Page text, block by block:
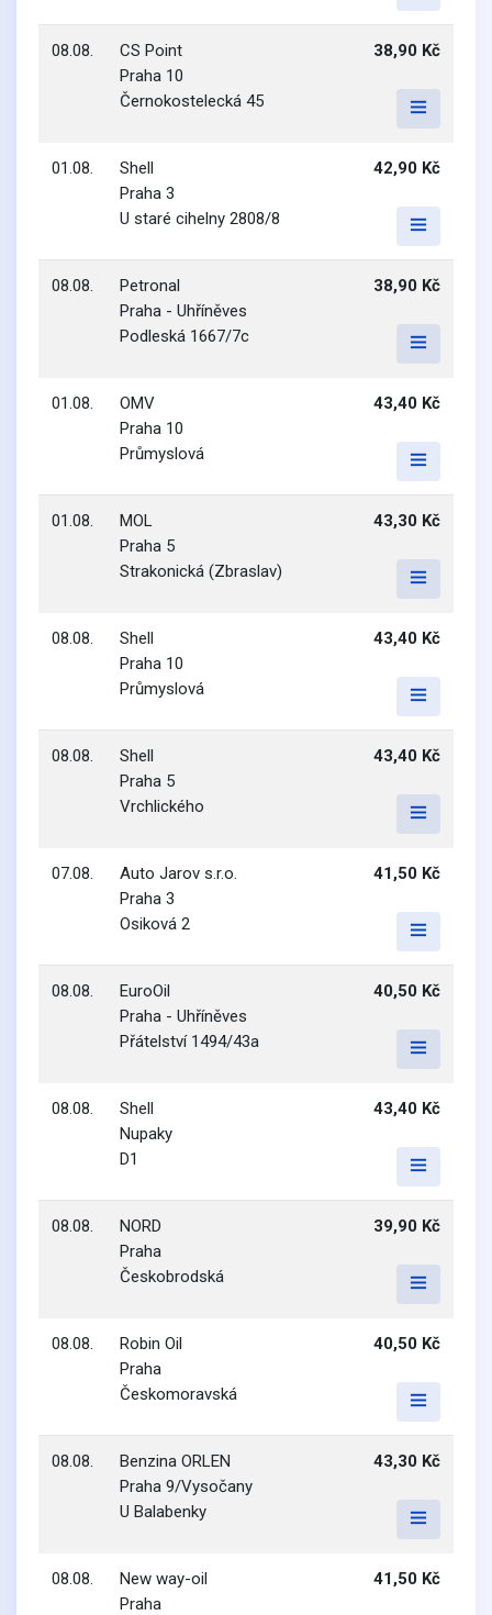
08.08.
CS Point
Praha 10
Černokostelecká 45
38,90 Kč
01.08.
Shell
Praha 3
U staré cihelny 2808/8
42,90 Kč
08.08.
Petronal
Praha - Uhříněves
Podleská 1667/7c
38,90 Kč
01.08.
OMV
Praha 10
Průmyslová
43,40 Kč
01.08.
MOL
Praha 5
Strakonická (Zbraslav)
43,30 Kč
08.08.
Shell
Praha 10
Průmyslová
43,40 Kč
08.08.
Shell
Praha 5
Vrchlického
43,40 Kč
07.08.
Auto Jarov s.r.o.
Praha 3
Osiková 2
41,50 Kč
08.08.
EuroOil
Praha - Uhříněves
Přátelství 1494/43a
40,50 Kč
08.08.
Shell
Nupaky
D1
43,40 Kč
08.08.
NORD
Praha
Českobrodská
39,90 Kč
08.08.
Robin Oil
Praha
Českomoravská
40,50 Kč
08.08.
Benzina ORLEN
Praha 9/Vysočany
U Balabenky
43,30 Kč
08.08.
New way-oil
Praha
41,50 Kč